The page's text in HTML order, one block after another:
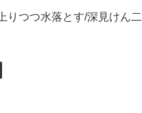
りつつ水落とす/深見けん二